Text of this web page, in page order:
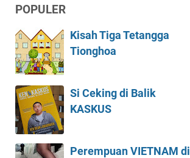
POPULER
Kisah Tiga Tetangga
Tionghoa
Si Ceking di Balik
KASKUS
Perempuan VIETNAM di